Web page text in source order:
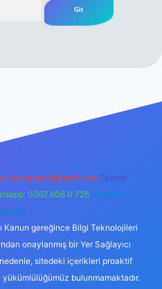
Teams:
0262 606 0 726 Telegram:
Kanun gereğince Bilgi Teknolojileri
onaylanmış bir Yer Sağlayıcı
sitedeki içerikleri proaktif
bulunmamaktadır.